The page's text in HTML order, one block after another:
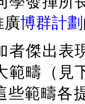
廣博群計劃
者傑出
範疇（見
些範疇各